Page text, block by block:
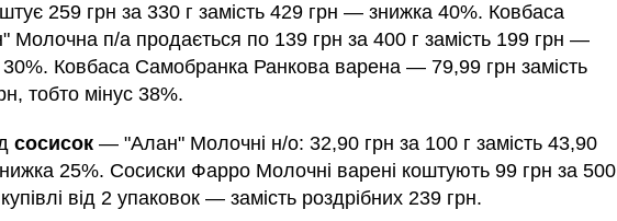
259 грн за 330 г замість 429 грн — знижка 40%. Ковбаса
Молочна п/а продається по 139 грн за 400 г замість 199 грн —
30%. Ковбаса Самобранка Ранкова варена — 79,99 грн замість
тобто мінус 38%.
сосисок — "Алан" Молочні н/о: 32,90 грн за 100 г замість 43,90
25%. Сосиски Фарро Молочні варені коштують 99 грн за 500
від 2 упаковок — замість роздрібних 239 грн.